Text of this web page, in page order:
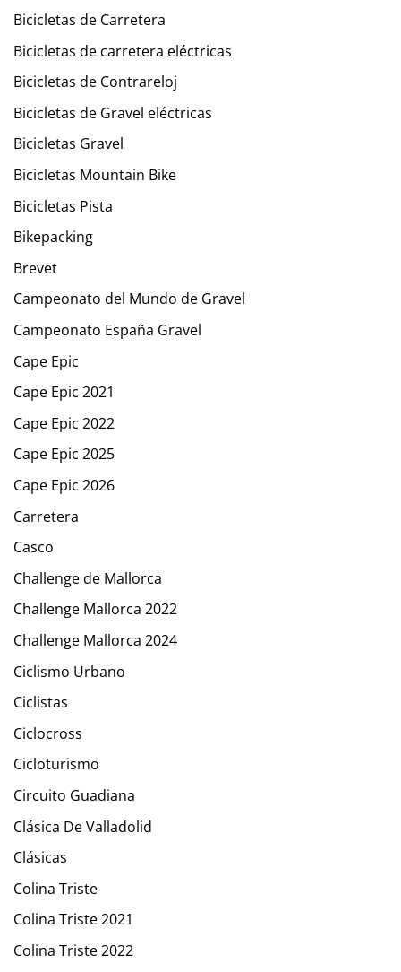
Bicicletas de Carretera
Bicicletas de carretera eléctricas
Bicicletas de Contrareloj
Bicicletas de Gravel eléctricas
Bicicletas Gravel
Bicicletas Mountain Bike
Bicicletas Pista
Bikepacking
Brevet
Campeonato del Mundo de Gravel
Campeonato España Gravel
Cape Epic
Cape Epic 2021
Cape Epic 2022
Cape Epic 2025
Cape Epic 2026
Carretera
Casco
Challenge de Mallorca
Challenge Mallorca 2022
Challenge Mallorca 2024
Ciclismo Urbano
Ciclistas
Ciclocross
Cicloturismo
Circuito Guadiana
Clásica De Valladolid
Clásicas
Colina Triste
Colina Triste 2021
Colina Triste 2022